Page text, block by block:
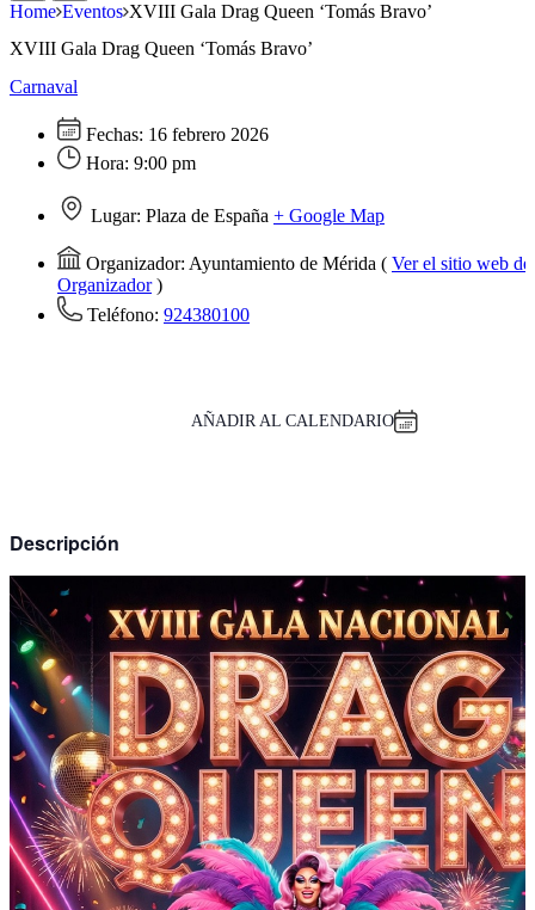
Home Eventos XVIII Gala Drag Queen ‘Tomás Bravo’
XVIII Gala Drag Queen ‘Tomás Bravo’
Carnaval
Fechas: 16 febrero 2026
Hora: 9:00 pm
Lugar: Plaza de España + Google Map
Organizador: Ayuntamiento de Mérida ( Ver el sitio web del
Organizador)
Teléfono: 924380100
AÑADIR AL CALENDARIO
Descripción